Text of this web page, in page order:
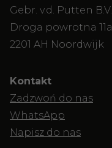
Gebr. v.d. Putten B.V.
Droga powrotna 11a
2201 AH Noordwijk
Kontakt
Zadzwoń do nas
WhatsApp
Napisz do nas